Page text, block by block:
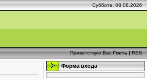
Суббота, 08.08.2026
Приветствую Вас Гость|RSS
Форма входа